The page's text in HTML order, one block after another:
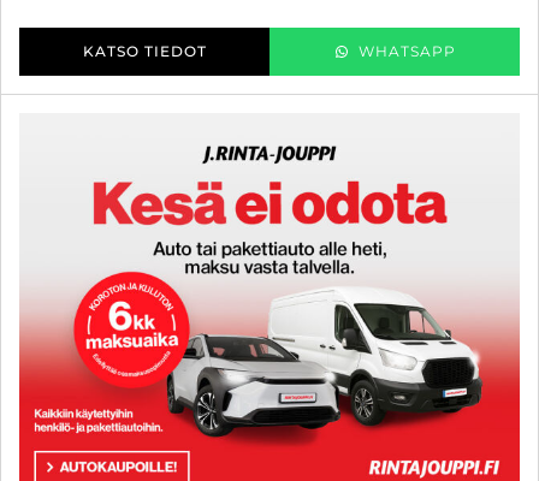
KATSO TIEDOT WHATSAPP